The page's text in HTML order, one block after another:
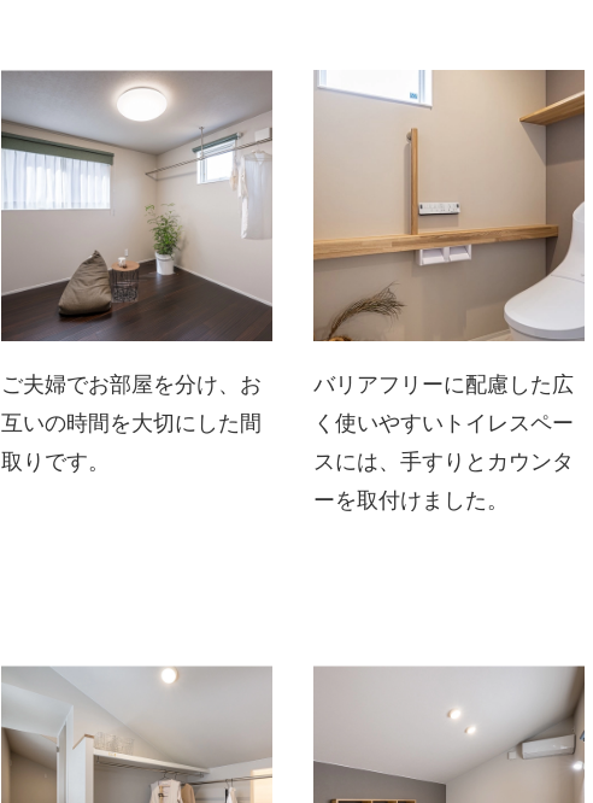
ご夫婦でお部屋を分け、お
互いの時間を大切にした間
取りです。
バリアフリーに配慮した広
く使いやすいトイレスペー
スには、手すりとカウンタ
ーを取付けました。